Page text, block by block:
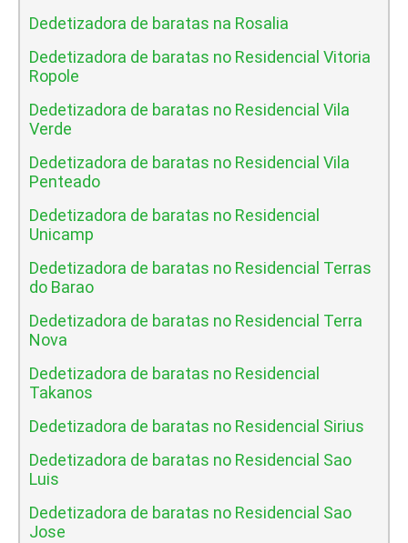
Dedetizadora de baratas na Rosalia
Dedetizadora de baratas no Residencial Vitoria
Ropole
Dedetizadora de baratas no Residencial Vila
Verde
Dedetizadora de baratas no Residencial Vila
Penteado
Dedetizadora de baratas no Residencial
Unicamp
Dedetizadora de baratas no Residencial Terras
do Barao
Dedetizadora de baratas no Residencial Terra
Nova
Dedetizadora de baratas no Residencial
Takanos
Dedetizadora de baratas no Residencial Sirius
Dedetizadora de baratas no Residencial Sao
Luis
Dedetizadora de baratas no Residencial Sao
Jose